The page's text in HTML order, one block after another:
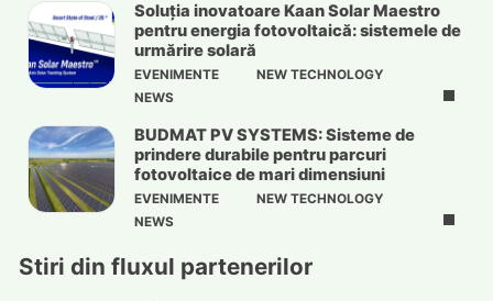
Soluția inovatoare Kaan Solar Maestro
pentru energia fotovoltaică: sistemele de
urmărire solară
EVENIMENTE
NEW TECHNOLOGY
NEWS
BUDMAT PV SYSTEMS: Sisteme de
prindere durabile pentru parcuri
fotovoltaice de mari dimensiuni
EVENIMENTE
NEW TECHNOLOGY
NEWS
Stiri din fluxul partenerilor